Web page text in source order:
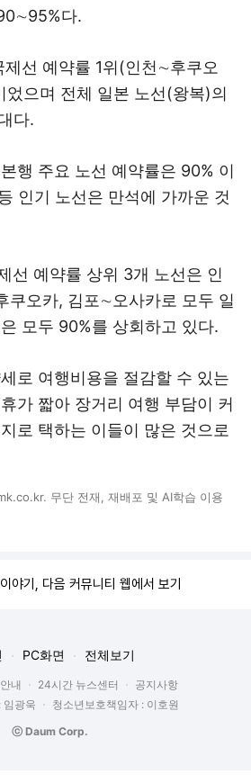
다.
선 예약률 1위(인천∼후쿠오
었으며 전체 일본 노선(왕복)의
다.
행 주요 노선 예약률은 90% 이
인기 노선은 만석에 가까운 것
선 예약률 상위 3개 노선은 인
쿠오카, 김포∼오사카로 모두 일
모두 90%를 상회하고 있다.
로 여행비용을 절감할 수 있는
가 짧아 장거리 여행 부담이 커
로 택하는 이들이 많은 것으로
무단 전재, 재배포 및 AI학습 이용
야기, 다음 커뮤니티 웹에서 보기
PC화면 전체보기
내 24시간 뉴스센터
공지사항
임광욱
청소년보호책임자 : 이호원
ⓒ Daum Corp.